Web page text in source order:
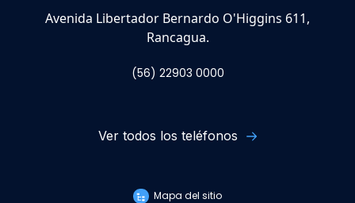
Avenida Libertador Bernardo O'Higgins 611,
Rancagua.
(56) 22903 0000
Ver todos los teléfonos
Mapa del sitio